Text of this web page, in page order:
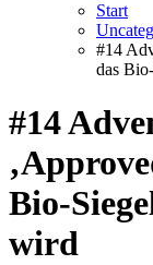
Start
#14
das
#14
Bio-
wird